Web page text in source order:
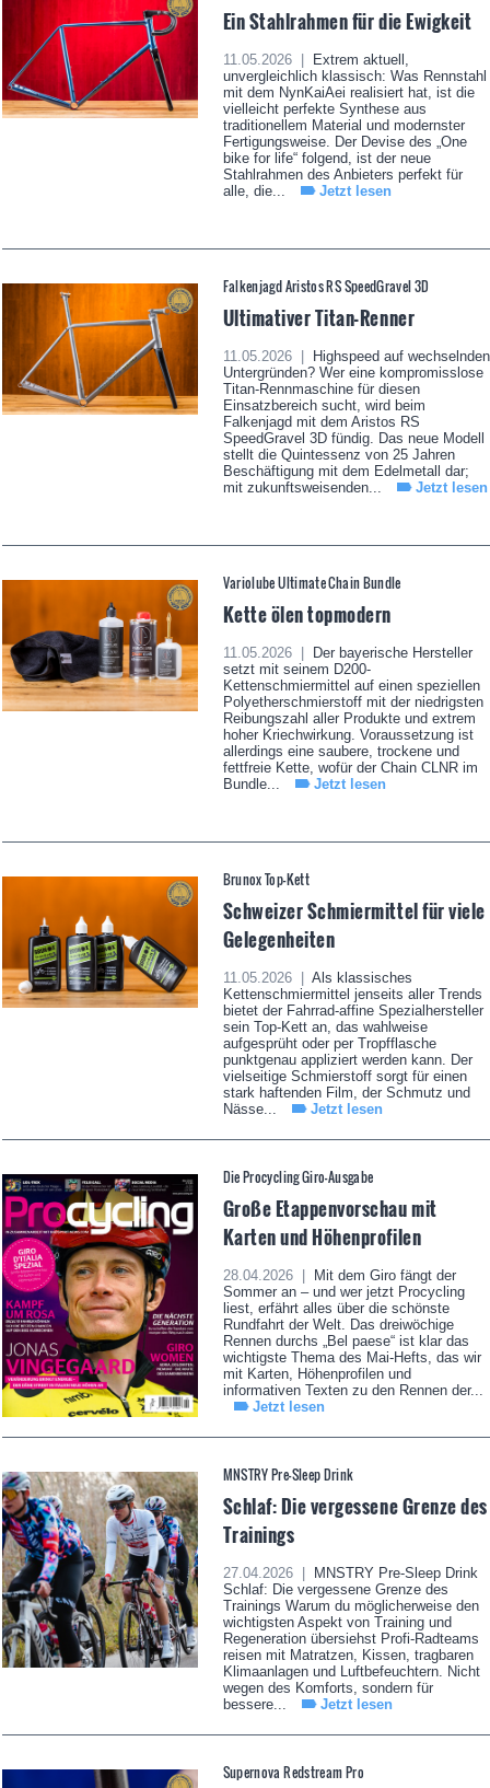
Ein Stahlrahmen für die Ewigkeit
11.05.2026 |
Extrem aktuell,
unvergleichlich klassisch: Was Rennstahl
mit dem NynKaiAei realisiert hat, ist die
vielleicht perfekte Synthese aus
traditionellem Material und modernster
Fertigungsweise. Der Devise des „One
bike for life“ folgend, ist der neue
Stahlrahmen des Anbieters perfekt für
alle, die...
Jetzt lesen
Falkenjagd Aristos RS SpeedGravel 3D
Ultimativer Titan-Renner
11.05.2026 |
Highspeed auf wechselnden
Untergründen? Wer eine kompromisslose
Titan-Rennmaschine für diesen
Einsatzbereich sucht, wird beim
Falkenjagd mit dem Aristos RS
SpeedGravel 3D fündig. Das neue Modell
stellt die Quintessenz von 25 Jahren
Beschäftigung mit dem Edelmetall dar;
mit zukunftsweisenden...
Jetzt lesen
Variolube Ultimate Chain Bundle
Kette ölen topmodern
11.05.2026 |
Der bayerische Hersteller
setzt mit seinem D200-
Kettenschmiermittel auf einen speziellen
Polyetherschmierstoff mit der niedrigsten
Reibungszahl aller Produkte und extrem
hoher Kriechwirkung. Voraussetzung ist
allerdings eine saubere, trockene und
fettfreie Kette, wofür der Chain CLNR im
Bundle...
Jetzt lesen
Brunox Top-Kett
Schweizer Schmiermittel für viele
Gelegenheiten
11.05.2026 |
Als klassisches
Kettenschmiermittel jenseits aller Trends
bietet der Fahrrad-affine Spezialhersteller
sein Top-Kett an, das wahlweise
aufgesprüht oder per Tropfflasche
punktgenau appliziert werden kann. Der
vielseitige Schmierstoff sorgt für einen
stark haftenden Film, der Schmutz und
Nässe...
Jetzt lesen
Die Procycling Giro-Ausgabe
Große Etappenvorschau mit
Karten und Höhenprofilen
28.04.2026 |
Mit dem Giro fängt der
Sommer an – und wer jetzt Procycling
liest, erfährt alles über die schönste
Rundfahrt der Welt. Das dreiwöchige
Rennen durchs „Bel paese“ ist klar das
wichtigste Thema des Mai-Hefts, das wir
mit Karten, Höhenprofilen und
informativen Texten zu den Rennen der...
Jetzt lesen
MNSTRY Pre-Sleep Drink
Schlaf: Die vergessene Grenze des
Trainings
27.04.2026 |
MNSTRY Pre-Sleep Drink
Schlaf: Die vergessene Grenze des
Trainings Warum du möglicherweise den
wichtigsten Aspekt von Training und
Regeneration übersiehst Profi-Radteams
reisen mit Matratzen, Kissen, tragbaren
Klimaanlagen und Luftbefeuchtern. Nicht
wegen des Komforts, sondern für
bessere...
Jetzt lesen
Supernova Redstream Pro